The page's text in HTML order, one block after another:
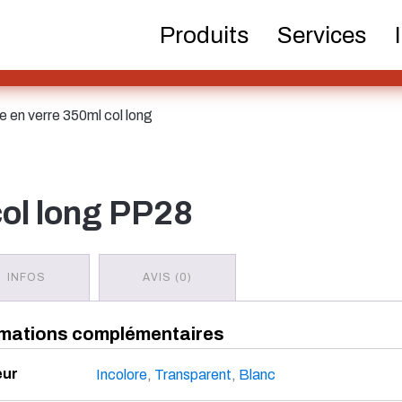
Produits
Produits chimiques
Bouteilles Hotfill
spiritueux
Services
en verre 350ml col long
long PP28
INFOS AVIS (0)
complémentaires
Incolore, Transparent, Blanc